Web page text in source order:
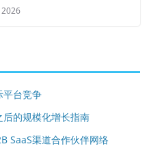
平台竞争
后的规模化增长指南
SaaS渠道合作伙伴网络